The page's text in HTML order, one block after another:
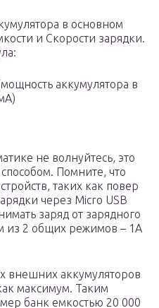
в основном
и Скорости зарядки.
аккумулятора в
не волнуйтесь, это
Помните, что
таких как повер
через Micro USB
заряд от зарядного
из 2 общих режимов – 1A
внешних аккумуляторов
максимум. Таким
банк емкостью 20 000